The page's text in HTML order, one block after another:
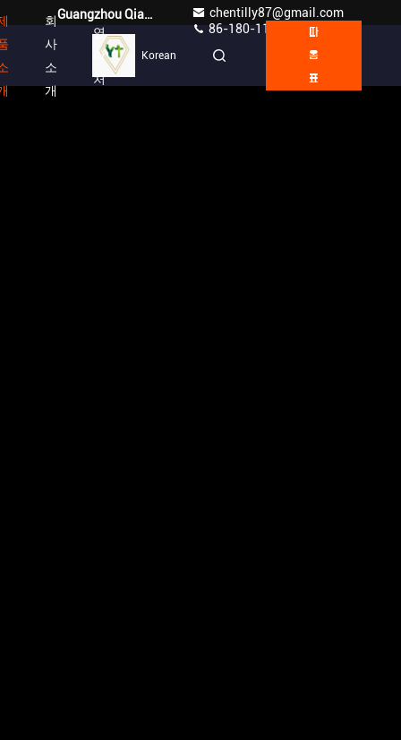
Guangzhou Qianyuan Construction Machinery Co,.LTD
chentilly87@gmail.com
86-180-1189-7808
회
사
소
개
연
락
처
Korean
따
옴
표